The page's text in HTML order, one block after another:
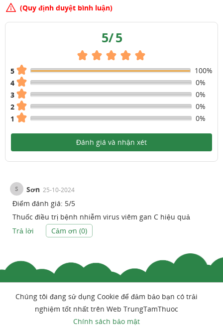
(Quy định duyệt bình luận)
5/5
5
100%
4
0%
3
0%
2
0%
1
0%
Đánh giá và nhận xét
S Sơn 25-10-2024
Điểm đánh giá: 5/5
Thuốc điều trị bệnh nhiễm virus viêm gan C hiệu quả
Trả lời
Cảm ơn (0)
Chúng tôi đang sử dụng Cookie để đảm bảo bạn có trải
nghiệm tốt nhất trên Web TrungTamThuoc
Chính sách bảo mật